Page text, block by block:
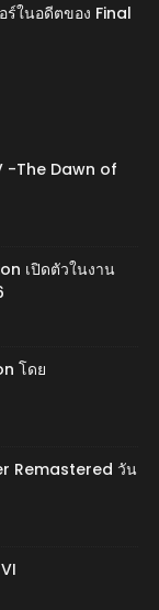
ร์ในอดีตของ Final
-The Dawn of
เปิดตัวในงาน
โดย
Remastered วัน